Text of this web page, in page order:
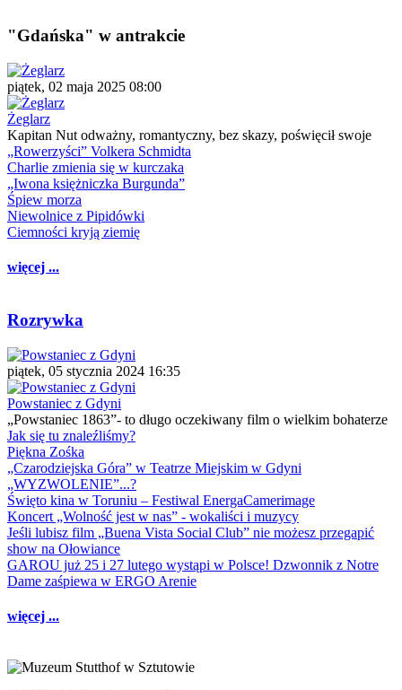
"Gdańska" w antrakcie
piątek, 02 maja 2025 08:00
Żeglarz
Kapitan Nut odważny, romantyczny, bez skazy, poświęcił swoje
„Rowerzyści” Volkera Schmidta
Charlie zmienia się w kurczaka
„Iwona księżniczka Burgunda”
Śpiew morza
Niewolnice z Pipidówki
Ciemności kryją ziemię
więcej ...
Rozrywka
piątek, 05 stycznia 2024 16:35
Powstaniec z Gdyni
„Powstaniec 1863”- to długo oczekiwany film o wielkim bohaterze
Jak się tu znaleźliśmy?
Piękna Zośka
„Czarodziejska Góra” w Teatrze Miejskim w Gdyni
„WYZWOLENIE”...?
Święto kina w Toruniu – Festiwal EnergaCamerimage
Koncert „Wolność jest w nas” - wokaliści i muzycy
Jeśli lubisz film „Buena Vista Social Club” nie możesz przegapić
show na Ołowiance
GAROU już 25 i 27 lutego wystąpi w Polsce! Dzwonnik z Notre
Dame zaśpiewa w ERGO Arenie
więcej ...